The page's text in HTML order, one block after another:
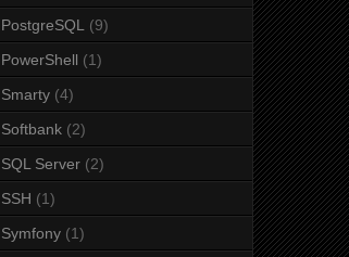
PostgreSQL
(9)
PowerShell (1)
Smarty (4)
Softbank (2)
SQL Server (2)
SSH (1)
Symfony (1)